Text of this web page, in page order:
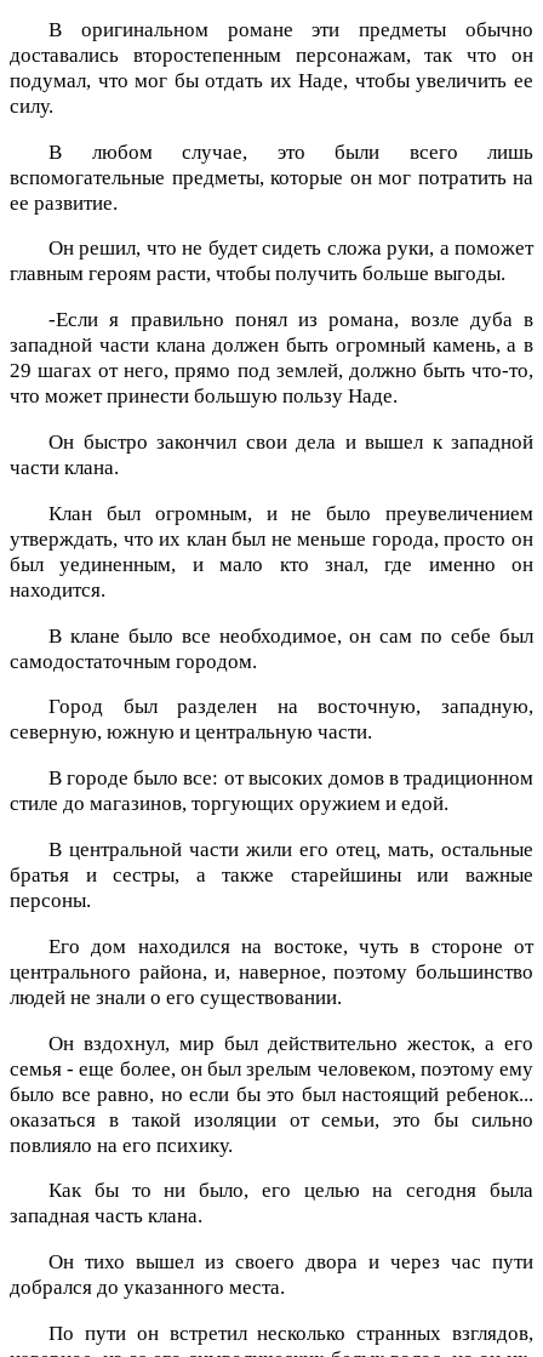
В оригинальном романе эти предметы обычно
доставались второстепенным персонажам, так что он
подумал, что мог бы отдать их Наде, чтобы увеличить ее
силу.
В любом случае, это были всего лишь
вспомогательные предметы, которые он мог потратить на
ее развитие.
Он решил, что не будет сидеть сложа руки, а поможет
главным героям расти, чтобы получить больше выгоды.
-Если я правильно понял из романа, возле дуба в
западной части клана должен быть огромный камень, а в
29 шагах от него, прямо под землей, должно быть что-то,
что может принести большую пользу Наде.
Он быстро закончил свои дела и вышел к западной
части клана.
Клан был огромным, и не было преувеличением
утверждать, что их клан был не меньше города, просто он
был уединенным, и мало кто знал, где именно он
находится.
В клане было все необходимое, он сам по себе был
самодостаточным городом.
Город был разделен на восточную, западную,
северную, южную и центральную части.
В городе было все: от высоких домов в традиционном
стиле до магазинов, торгующих оружием и едой.
В центральной части жили его отец, мать, остальные
братья и сестры, а также старейшины или важные
персоны.
Его дом находился на востоке, чуть в стороне от
центрального района, и, наверное, поэтому большинство
людей не знали о его существовании.
Он вздохнул, мир был действительно жесток, а его
семья - еще более, он был зрелым человеком, поэтому ему
было все равно, но если бы это был настоящий ребенок...
оказаться в такой изоляции от семьи, это бы сильно
повлияло на его психику.
Как бы то ни было, его целью на сегодня была
западная часть клана.
Он тихо вышел из своего двора и через час пути
добрался до указанного места.
По пути он встретил несколько странных взглядов,